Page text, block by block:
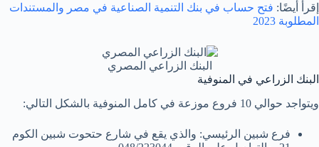
إقرأ أيضًا: فتح حساب في بنك التنمية الصناعية في مصر والمستندات
المطلوبة 2023
البنك الزراعي المصري
البنك الزراعي في المنوفية
ويتواجد حوالي 10 فروع موزعة في كامل المنوفية بالشكل التالي:
فرع شبين الرئيسي: والذي يقع في شارع حتحوت شبين الكوم